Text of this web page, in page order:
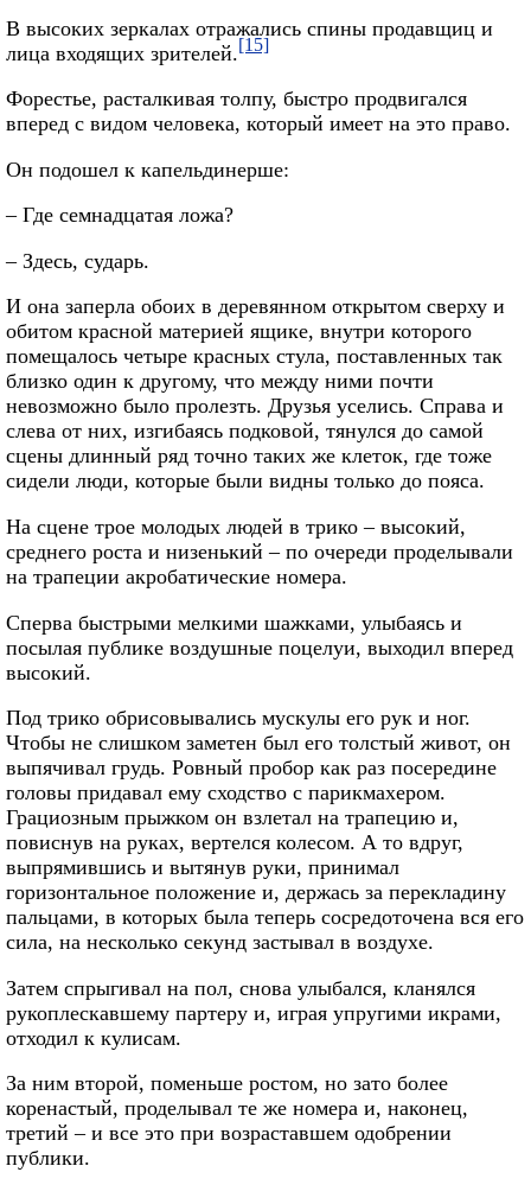
В высоких зеркалах отражались спины продавщиц и
лица входящих зрителей.[15]
Форестье, расталкивая толпу, быстро продвигался
вперед с видом человека, который имеет на это право.
Он подошел к капельдинерше:
– Где семнадцатая ложа?
– Здесь, сударь.
И она заперла обоих в деревянном открытом сверху и
обитом красной материей ящике, внутри которого
помещалось четыре красных стула, поставленных так
близко один к другому, что между ними почти
невозможно было пролезть. Друзья уселись. Справа и
слева от них, изгибаясь подковой, тянулся до самой
сцены длинный ряд точно таких же клеток, где тоже
сидели люди, которые были видны только до пояса.
На сцене трое молодых людей в трико – высокий,
среднего роста и низенький – по очереди проделывали
на трапеции акробатические номера.
Сперва быстрыми мелкими шажками, улыбаясь и
посылая публике воздушные поцелуи, выходил вперед
высокий.
Под трико обрисовывались мускулы его рук и ног.
Чтобы не слишком заметен был его толстый живот, он
выпячивал грудь. Ровный пробор как раз посередине
головы придавал ему сходство с парикмахером.
Грациозным прыжком он взлетал на трапецию и,
повиснув на руках, вертелся колесом. А то вдруг,
выпрямившись и вытянув руки, принимал
горизонтальное положение и, держась за перекладину
пальцами, в которых была теперь сосредоточена вся его
сила, на несколько секунд застывал в воздухе.
Затем спрыгивал на пол, снова улыбался, кланялся
рукоплескавшему партеру и, играя упругими икрами,
отходил к кулисам.
За ним второй, поменьше ростом, но зато более
коренастый, проделывал те же номера и, наконец,
третий – и все это при возраставшем одобрении
публики.